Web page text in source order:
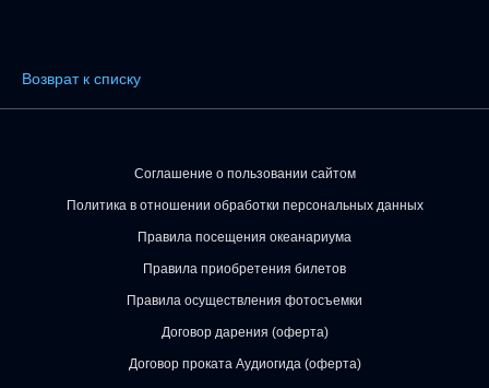
Возврат к списку
Соглашение о пользовании сайтом
Политика в отношении обработки персональных данных
Правила посещения океанариума
Правила приобретения билетов
Правила осуществления фотосъемки
Договор дарения (оферта)
Договор проката Аудиогида (оферта)